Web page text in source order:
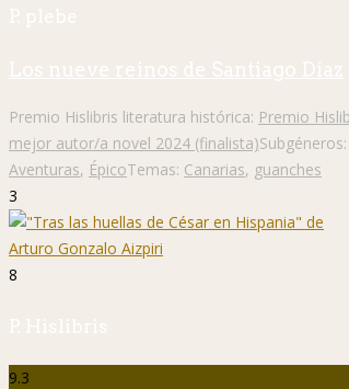
P. plebe
Los nueve reinos de Santiago Díaz
Premio Hislibris literatura histórica: Premio
mejor autor/a novel 2024 (finalista)Subgéneros:
Aventuras, ÉpicoTemas: Canarias, guanches
3
8
P. Hislibris
9.3